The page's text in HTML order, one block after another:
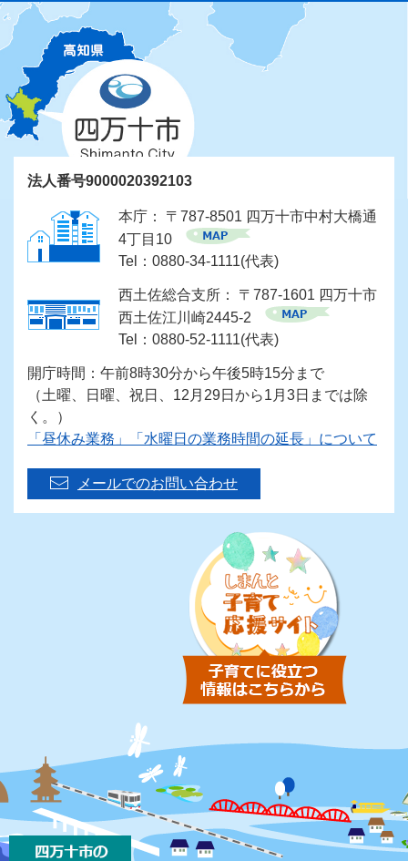
法人番号9000020392103
本庁： 〒787-8501 四万十市中村大橋通
4丁目10
Tel：0880-34-1111(代表)
西土佐総合支所： 〒787-1601 四万十市
西土佐江川崎2445-2
Tel：0880-52-1111(代表)
開庁時間：午前8時30分から午後5時15分まで
（土曜、日曜、祝日、12月29日から1月3日までは除
く。）
「昼休み業務」「水曜日の業務時間の延長」について
メールでのお問い合わせ